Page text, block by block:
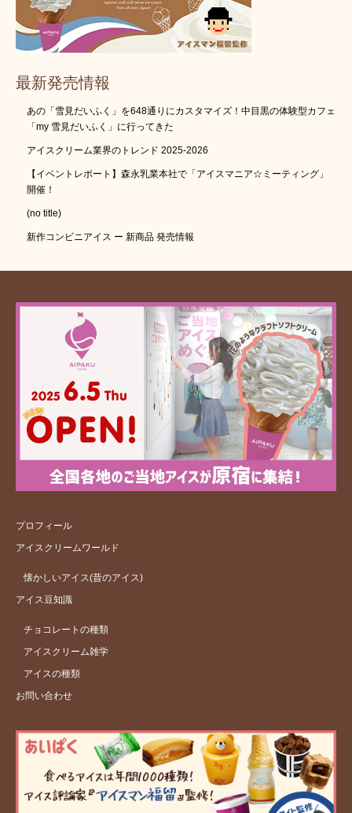
最新発売情報
あの「雪見だいふく」を648通りにカスタマイズ！中目黒の体験型カフェ
「my 雪見だいふく」に行ってきた
アイスクリーム業界のトレンド 2025-2026
【イベントレポート】森永乳業本社で「アイスマニア☆ミーティング」
開催！
(no title)
新作コンビニアイス ー 新商品 発売情報
プロフィール
アイスクリームワールド
懐かしいアイス(昔のアイス)
アイス豆知識
チョコレートの種類
アイスクリーム雑学
アイスの種類
お問い合わせ